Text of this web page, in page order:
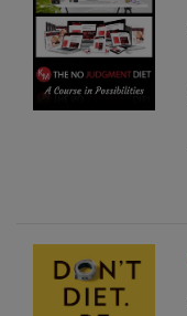
Exibir
tópicos
idioma
WISHLIST